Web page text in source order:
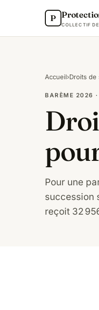
P
COLLECTIF
Accueil›Droits de
BARÈME 2026
Pour une
succession
reçoit 32